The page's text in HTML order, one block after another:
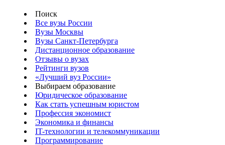
Поиск
Все вузы России
Вузы Москвы
Вузы Санкт-Петербурга
Дистанционное образование
Отзывы о вузах
Рейтинги вузов
«Лучший вуз России»
Выбираем образование
Юридическое образование
Как стать успешным юристом
Профессия экономист
Экономика и финансы
IT-технологии и телекоммуникации
Программирование